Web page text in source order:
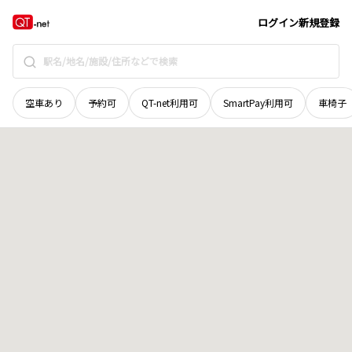
ログイン新規登録
空車あり 予約可 QT-net利用可 SmartPay利用可 車椅子
北海道